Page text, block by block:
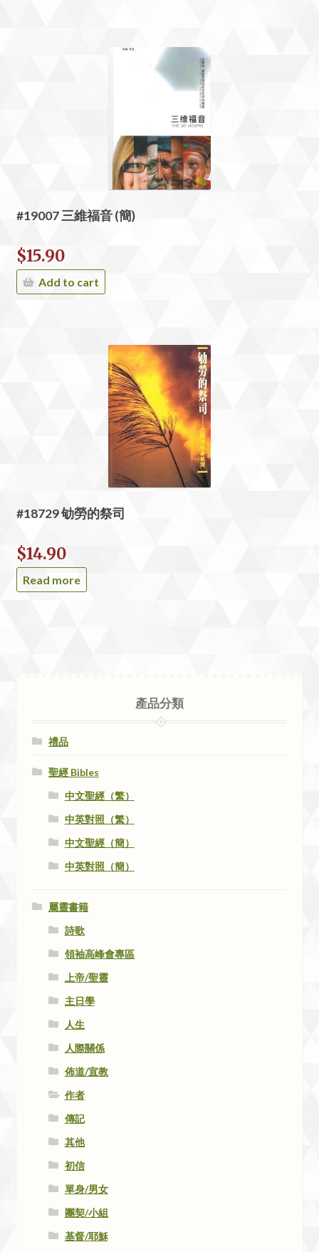
#19007 三維福音 (簡)
$15.90
Add to cart
#18729 劬勞的祭司
$14.90
Read more
產品分類
禮品
聖經 Bibles
中文聖經（繁）
中英對照（繁）
中文聖經（簡）
中英對照（簡）
屬靈書籍
詩歌
領袖高峰會專區
上帝/聖靈
主日學
人生
人際關係
佈道/宣教
作者
傳記
其他
初信
單身/男女
團契/小組
基督/耶穌